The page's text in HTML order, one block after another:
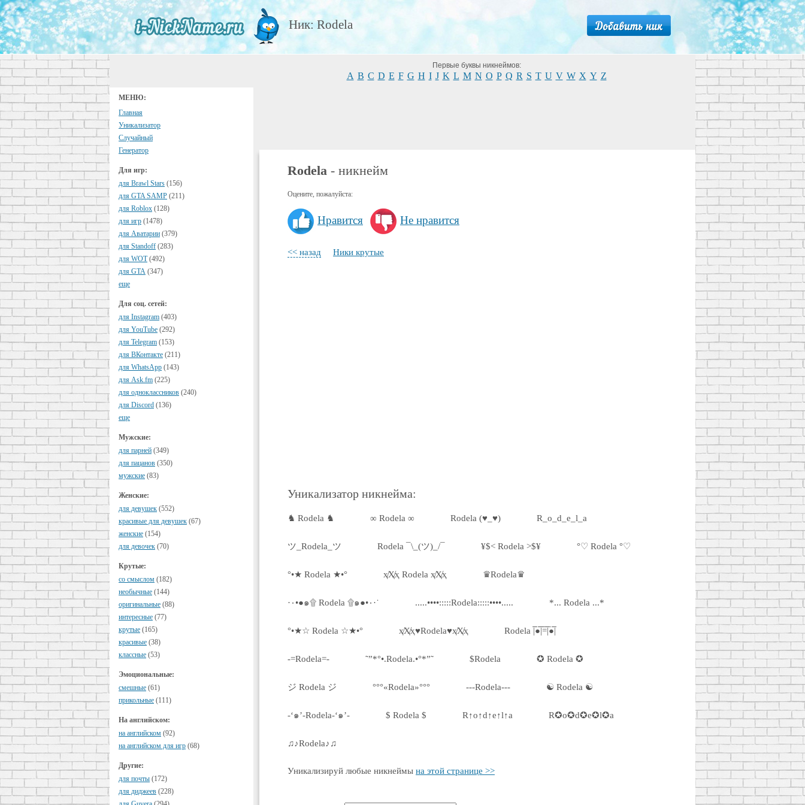
Ник: Rodela
МЕНЮ:
Главная
Уникализатор
Случайный
Генератор
Для игр:
для Brawl Stars (156)
для GTA SAMP (211)
для Roblox (128)
для игр (1478)
для Аватарии (379)
для Standoff (283)
для WOT (492)
для GTA (347)
еще
Для соц. сетей:
для Instagram (403)
для YouTube (292)
для Telegram (153)
для ВКонтакте (211)
для WhatsApp (143)
для Ask.fm (225)
для одноклассников (240)
для Discord (136)
еще
Мужские:
для парней (349)
для пацанов (350)
мужские (83)
Женские:
для девушек (552)
красивые для девушек (67)
женские (154)
для девочек (70)
Крутые:
cо смыслом (182)
необычные (144)
оригинальные (88)
интересные (77)
крутые (165)
красивые (38)
классные (53)
Эмоциональные:
смешные (61)
прикольные (111)
На английском:
на английском (92)
на английском для игр (68)
Другие:
для почты (172)
для диджеев (228)
Первые буквы никнеймов:
A B C D E F G H I J K L M N O P Q R S T U V W X Y Z
Rodela - никнейм
Оцените, пожалуйста:
Нравится Не нравится
<< назад Ники крутые
Уникализатор никнейма:
♞ Rodela ♞ ∞ Rodela ∞ Rodela (♥_♥) R_o_d_e_l_a
ツ_Rodela_ツ Rodela ¯\_(ツ)_/¯ ¥$< Rodela >$¥ °♡ Rodela °♡
°•★ Rodela ★•° ҳ̸Ҳ̸ҳ Rodela ҳ̸Ҳ̸ҳ ♛Rodela♛
·٠•●๑۩ Rodela ۩๑●•٠·˙ .....••••:::::Rodela:::::••••..... *... Rodela ...*
°•★☆ Rodela ☆★•° ҳ̸Ҳ̸ҳ♥Rodela♥ҳ̸Ҳ̸ҳ Rodela |̅̅●̅̅|̅̅=̅̅|̅●̅̅|
-=Rodela=- ˜”*°•.Rodela.•°*”˜ $Rodela ✪ Rodela ✪
ジ Rodela ジ °°°«Rodela»°°° ---Rodela--- ☯ Rodela ☯
-‘๑’-Rodela-‘๑’- $ Rodela $ R↑o↑d↑e↑l↑a R✪o✪d✪e✪l✪a
♫♪Rodela♪♫
Уникализируй любые никнеймы на этой странице >>